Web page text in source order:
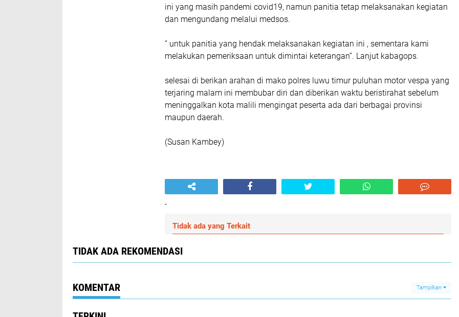
ini yang masih pandemi covid19, namun panitia tetap melaksanakan kegiatan
dan mengundang melalui medsos.
‘’ untuk panitia yang hendak melaksanakan kegiatan ini , sementara kami
melakukan pemeriksaan untuk dimintai keterangan’’. Lanjut kabagops.
selesai di berikan arahan di mako polres luwu timur puluhan motor vespa yang
terjaring malam ini membubar diri dan diberikan waktu beristirahat sebelum
meninggalkan kota malili mengingat peserta ada dari berbagai provinsi
maupun daerah.
(Susan Kambey)
-
Tidak ada yang Terkait
TIDAK ADA REKOMENDASI
KOMENTAR Tampilkan